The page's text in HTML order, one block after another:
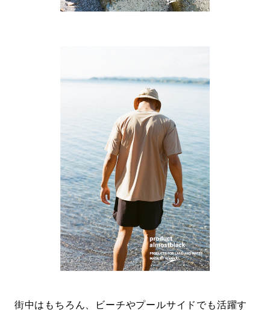
街中はもちろん、ビーチやプールサイドでも活躍す